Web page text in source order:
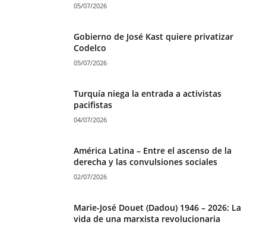
05/07/2026
Gobierno de José Kast quiere privatizar
Codelco
05/07/2026
Turquía niega la entrada a activistas
pacifistas
04/07/2026
América Latina – Entre el ascenso de la
derecha y las convulsiones sociales
02/07/2026
Marie-José Douet (Dadou) 1946 – 2026: La
vida de una marxista revolucionaria